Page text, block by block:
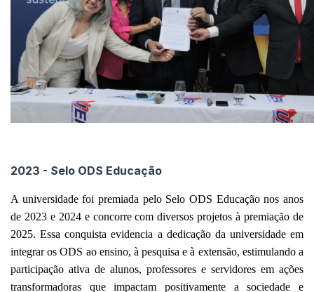
2023 - Selo ODS Educação
A universidade foi premiada pelo Selo ODS Educação nos anos
de 2023 e 2024 e concorre com diversos projetos à premiação de
2025. Essa conquista evidencia a dedicação da universidade em
integrar os ODS ao ensino, à pesquisa e à extensão, estimulando a
participação ativa de alunos, professores e servidores em ações
transformadoras que impactam positivamente a sociedade e